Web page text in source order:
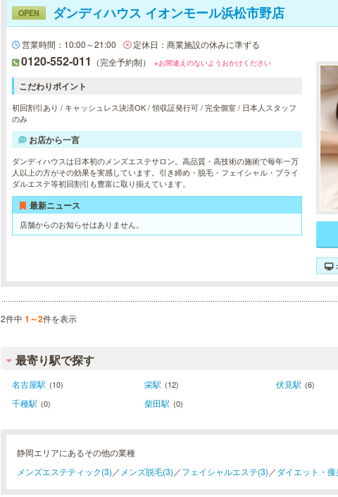
OPEN ダンディハウス イオンモール浜松市野店
営業時間：10:00～21:00 定休日：商業施設の休みに準ずる
0120-552-011 （完全予約制） ※お間違えのないようおかけください
こだわりポイント
初回割引あり / キャッシュレス決済OK / 領収証発行可 / 完全個室 / 日本人スタッフ
のみ
お店から一言
ダンディハウスは日本初のメンズエステサロン。高品質・高技術の施術で毎年一万
人以上の方がその効果を実感しています。引き締め・脱毛・フェイシャル・ブライ
ダルエステ等初回割引も豊富に取り揃えています。
最新ニュース
店舗からのお知らせはありません。
2件中 1～2件を表示
最寄り駅で探す
名古屋駅 (10) 栄駅 (12) 伏見駅 (6)
千種駅 (0) 柴田駅 (0)
静岡エリアにあるその他の業種
メンズエステティック(3) ／ メンズ脱毛(3) ／フェイシャルエステ(3) ／ダイエット・痩